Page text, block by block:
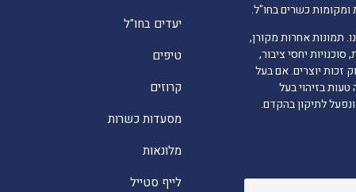
יעדים בחו"ל
טיפים
קרוזים
מסעדות כשרות
מלונאות
לייף סטייל
ומקומות כשרים בחו"ל.
תמונות אחרות מקורן,
יחסי ציבור,
מורשים לפי סעיף 27א לחוק זכות יוצרים. אם בעל
טעות בזיהוי בעל
לתיקון בהקדם.